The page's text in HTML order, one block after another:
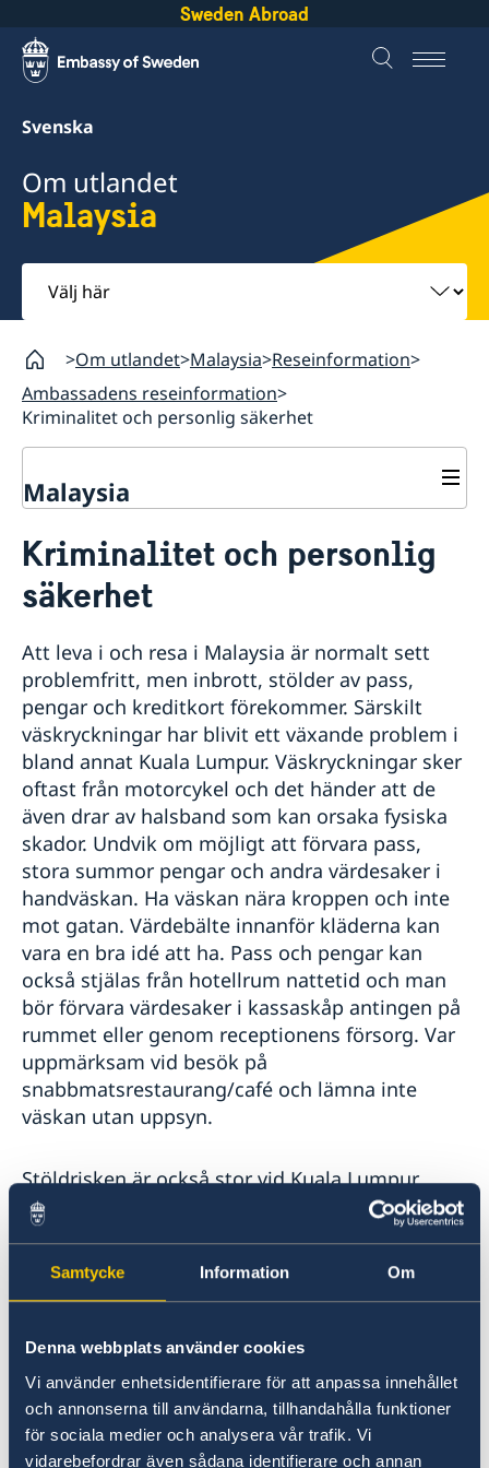
Samtycke Information Om
Denna webbplats använder cookies
Vi använder enhetsidentifierare för att anpassa innehållet
och annonserna till användarna, tillhandahålla funktioner
för sociala medier och analysera vår trafik. Vi
vidarebefordrar även sådana identifierare och annan
Sweden Abroad
Svenska
Om utlandet
Malaysia
Välj
här
Om utlandet Malaysia Reseinformation
Ambassadens reseinformation
Kriminalitet och personlig säkerhet
Malaysia
Hjälp till svenskar i Malaysia
Rösta i Malaysia
Förlust av pass
Provisoriskt pass
Samordningsnummer
Akut hjälp
Hjälp vid brott
Stulet eller förlorat bank-/kreditkort
Överföring av pengar från Sverige
Juridisk hjälp i utlandet
Anmäl din utlandsvistelse
Gifta sig i Malaysia
Medborgarskap
Registrera nyfödd utomlands
Internetbedrägeri
Kan jag förnya körkort utomlands?
Förvärv av Malaysiskt körkort
Legaliseringar
Levnadsintyg
Sjukvård
Svenskar i Världen
Reseinformation
Aktuella händelser
Allmänna säkerhetsläget
Terrorism
Naturförhållanden och katastrofer
In- och utresebestämmelser
Hälso- och sjukvård
Lokala lagar och sedvänjor
Kriminalitet och personlig säkerhet
Trafiksäkerhet
Inför resan
Se till att vara försäkrad
Behöver jag visum för att resa in i Malaysia?
Landfakta
Arv i internationella situationer
SOS-International, Falck Global Assistance, ERV &
Gouda
Service för svenska företag
Så kan du få stöd
Team Sweden
Kriminalitet och personlig
säkerhet
Att leva i och resa i Malaysia är normalt sett
problemfritt, men inbrott, stölder av pass,
pengar och kreditkort förekommer. Särskilt
väskryckningar har blivit ett växande problem i
bland annat Kuala Lumpur. Väskryckningar sker
oftast från motorcykel och det händer att de
även drar av halsband som kan orsaka fysiska
skador. Undvik om möjligt att förvara pass,
stora summor pengar och andra värdesaker i
handväskan. Ha väskan nära kroppen och inte
mot gatan. Värdebälte innanför kläderna kan
vara en bra idé att ha. Pass och pengar kan
också stjälas från hotellrum nattetid och man
bör förvara värdesaker i kassaskåp antingen på
rummet eller genom receptionens försorg. Var
uppmärksam vid besök på
snabbmatsrestaurang/café och lämna inte
väskan utan uppsyn.
Stöldrisken är också stor vid Kuala Lumpur
International Airport (KLIA) där folk blivit av
med värdesaker i bland annat
incheckningsköer. Flera svenskar har också fått
sina pass stulna i transithallen vilket inneburit
planerat.
Var uppmärksam när du använder kreditkort
och låt det inte försvinna utom synhåll vid
betalning. Om du använder kortet vid inköp så